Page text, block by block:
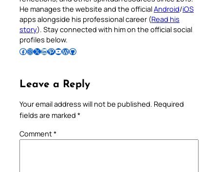
He manages the website and the officialAndroid/iOS
apps alongside his professional career (Read his
story). Stay connected with him on the official social
profiles below.
Follow Pradeep on Facebook Follow Pradeep on InstagramFollow Pradeep on X Follow Pradeep on LinkedIn Follow Pradeep on Pinterest Subscribe to Pradeep’s Youtube Channel Follow Pradeep on WordPress Follow Pradeep on GitHub
Leave a Reply
Your email address will not be published. Required
fields are marked *
Comment*